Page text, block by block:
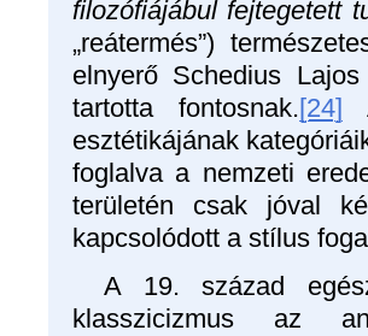
filozófiájábul fejtegetett
„reátermés”)
elnyerő Schedius
tartotta fontosnak.[24]
esztétikájának
foglalva a nemzeti
területén csak jóval
kapcsolódott a stílus
A 19. század
klasszicizmus az